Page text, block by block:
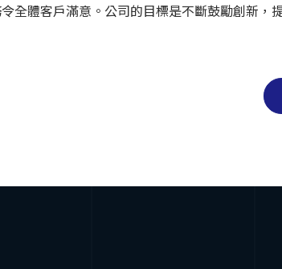
全體客戶滿意。公司的目標是不斷鼓勵創新